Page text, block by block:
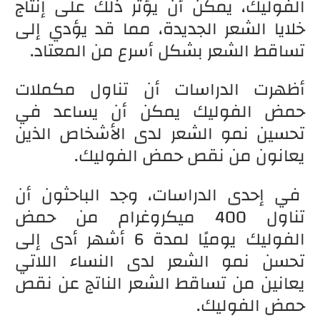
الفوليك، يمكن أن يؤثر ذلك على إنتاج
خلايا الشعر الجديدة، مما قد يؤدي إلى
تساقط الشعر بشكل أسرع من المعتاد.
أظهرت الدراسات أن تناول مكملات
حمض الفوليك يمكن أن يساعد في
تحسين نمو الشعر لدى الأشخاص الذين
يعانون من نقص حمض الفوليك.
في إحدى الدراسات، وجد الباحثون أن
تناول 400 ميكروغرام من حمض
الفوليك يوميًا لمدة 6 أشهر أدى إلى
تحسن نمو الشعر لدى النساء اللاتي
يعانين من تساقط الشعر الناتج عن نقص
حمض الفوليك.